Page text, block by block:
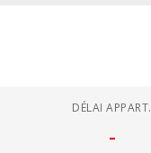
DÉLAI APPART.
-